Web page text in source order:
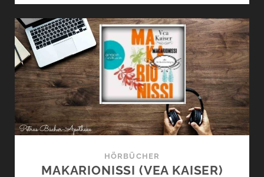
MEIN
BÜCHERREGAL
HÖRBÜCHER
MAKARIONISSI (VEA KAISER)